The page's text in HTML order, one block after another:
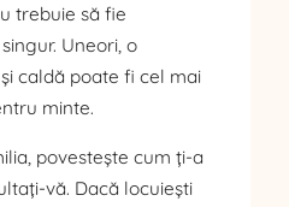
trebuie să fie
Uneori, o
caldă poate fi cel mai
minte.
povestește cum ți-a
vă. Dacă locuiești